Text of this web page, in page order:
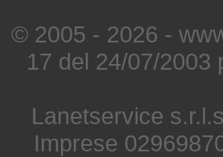
© 2005 - 2026 -
17 del 24/07/
Lanetservice
Imprese